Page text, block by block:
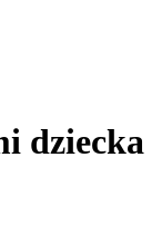
dziecka